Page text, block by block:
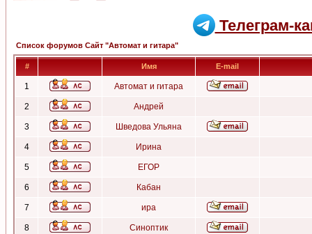
Телеграм-
Список форумов Сайт "Автомат и гитара"
# Имя E-mail
1 Автомат и гитара
2 Андрей
3 Шведова Ульяна
4 Ирина
5 ЕГОР
6 Кабан
7 ира
8 Синоптик